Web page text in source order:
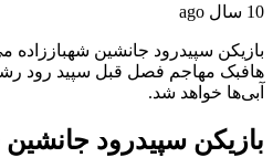
10 سال ago
بازیکن سپیدرود جانشین شهباززاده
هافبک مهاجم فصل قبل سپید رود
آبی‌ها خواهد شد.
بازیکن سپیدرود